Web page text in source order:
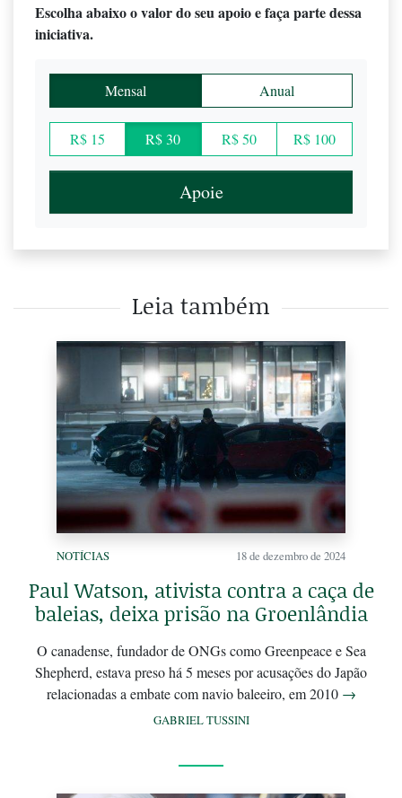
Escolha abaixo o valor do seu apoio e faça parte dessa
iniciativa.
Mensal Anual
R$ 15 R$ 30 R$ 50 R$ 100
Apoie
Leia também
NOTÍCIAS 18 de dezembro de 2024
Paul Watson, ativista contra a caça de
baleias, deixa prisão na Groenlândia
O canadense, fundador de ONGs como Greenpeace e Sea
Shepherd, estava preso há 5 meses por acusações do Japão
relacionadas a embate com navio baleeiro, em 2010 →
GABRIEL TUSSINI